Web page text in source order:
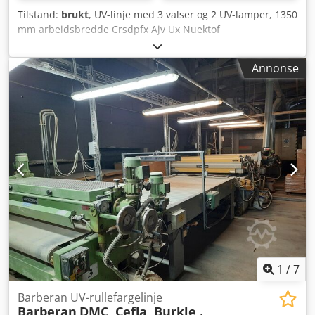
for å bevare limets kjemiske integritet. • Tetningssystem:
Lufttett design med spesialpakninger for å forhindre
inntrenging av luft/fukt. • Pumpe: Integrert
tannhjulspumpe for jevn og pulseringsfri tilførsel av lim til
påføringshodet. • Funksjon: Opprettholder
arbeidstemperatur på limet (ca. 120–150 °C) under
overføring fra smelteanordning til spaltehode. • Lengde:
4,5 meter. • Tekniske egenskaper: Indre kjerne i PTFE
(Teflon), høytrykks- og PUR-bestandig. Inkluderer jevnt
fordelt elektrisk varmeelement for å forhindre kalde soner,
høyeffektiv varmeisolasjon, integrert termoelement og
temperaturstyring via maskinens PLS.
Tilstand: brukt, UV-linje med 3 valser og 2 UV-lamper, 1350
mm arbeidsbredde Crsdpfx Ajv Ux Nuektof
Annonse
1 /7
Barberan UV-rullefargelinje
Barberan DMC, Cefla ,Burkle .